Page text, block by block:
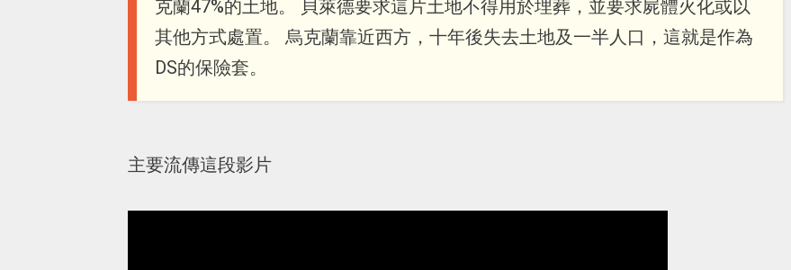
克蘭47%的土地。 貝萊德要求這片土地不得用於埋葬，並要求屍體火化或以
其他方式處置。 烏克蘭靠近西方，十年後失去土地及一半人口，這就是作為
DS的保險套。
主要流傳這段影片